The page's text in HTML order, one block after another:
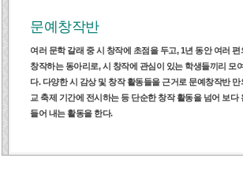
문예창작반
여러 문학 갈래 중 시 창작에 초점을 두고, 1년 동안 여러
창작하는 동아리로, 시 창작에 관심이 있는 학생들끼리 모
다. 다양한 시 감상 및 창작 활동들을 근거로 문예창작반
교 축제 기간에 전시하는 등 단순한 창작 활동을 넘어 보다
들어 내는 활동을 한다.